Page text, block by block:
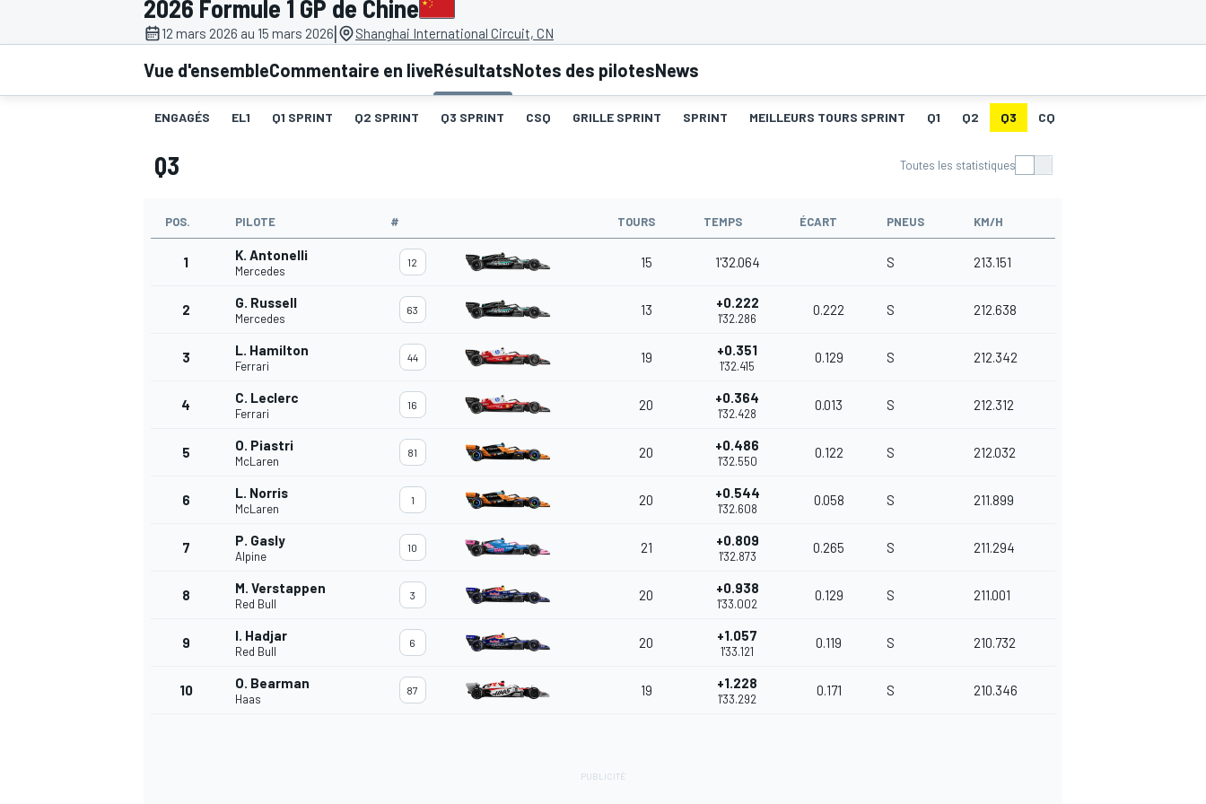
2026 Formule 1 GP de Chine
12 mars 2026 au 15 mars 2026| Shanghai International Circuit, CN
Vue d'ensembleCommentaire en liveRésultatsNotes des pilotesNews
ENGAGÉS EL1 Q1 SPRINT Q2 SPRINT Q3 SPRINT CSQ GRILLE SPRINT SPRINT MEILLEURS TOURS SPRINT Q1 Q2 Q3 CQ
Q3 Toutes les statistiques
POS. PILOTE # TOURS TEMPS ÉCART PNEUS KM/H
1 K. Antonelli
Mercedes
12 15 1'32.064 S 213.151
2 G. Russell
Mercedes
63 13 +0.222
1'32.286
0.222 S 212.638
3 L. Hamilton
Ferrari
44 19 +0.351
1'32.415
0.129 S 212.342
4 C. Leclerc
Ferrari
16 20 +0.364
1'32.428
0.013 S 212.312
5 O. Piastri
McLaren
81 20 +0.486
1'32.550
0.122 S 212.032
6 L. Norris
McLaren
1 20 +0.544
1'32.608
0.058 S 211.899
7 P. Gasly
Alpine
10 21 +0.809
1'32.873
0.265 S 211.294
8 M. Verstappen
Red Bull
3 20 +0.938
1'33.002
0.129 S 211.001
9 I. Hadjar
Red Bull
6 20 +1.057
1'33.121
0.119 S 210.732
10 O. Bearman
Haas
87 19 +1.228
1'33.292
0.171 S 210.346